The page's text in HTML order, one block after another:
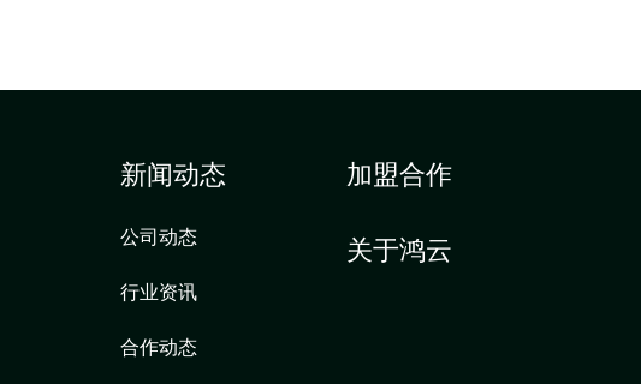
新闻动态
公司动态
行业资讯
合作动态
加盟合作
关于鸿云